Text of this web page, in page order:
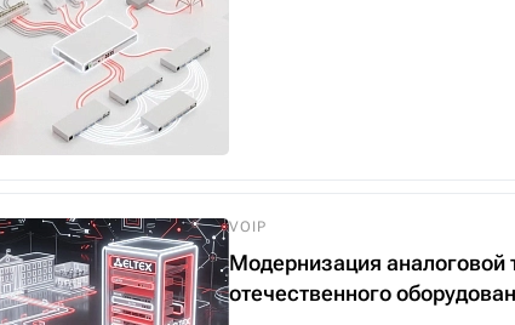
VOIP
Модернизация аналоговой
отечественного